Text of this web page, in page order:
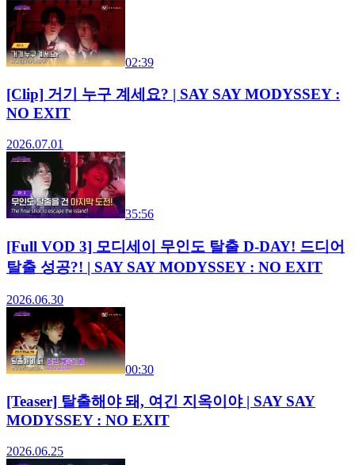
02:39
[Clip] 거기 누구 계세요? | SAY SAY MODYSSEY :
NO EXIT
2026.07.01
35:56
[Full VOD 3] 모디세이 무인도 탈출 D-DAY! 드디어
탈출 성공?! | SAY SAY MODYSSEY : NO EXIT
2026.06.30
00:30
[Teaser] 탈출해야 돼, 여긴 지옥이야 | SAY SAY
MODYSSEY : NO EXIT
2026.06.25